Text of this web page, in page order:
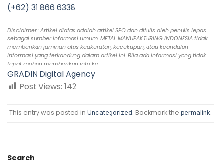
(+62) 31 866 6338
Disclaimer : Artikel diatas adalah artikel SEO dan ditulis oleh penulis lepas
sebagai sumber informasi umum. METAL MANUFAKTURING INDONESIA tidak
memberikan jaminan atas keakuratan, kecukupan, atau keandalan
informasi yang terkandung dalam artikel ini. Bila ada informasi yang tidak
tepat mohon memberikan info ke :
GRADIN Digital Agency
Post Views: 142
This entry was posted in Uncategorized. Bookmark the permalink.
Search